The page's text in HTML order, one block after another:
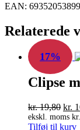
EAN:
Relaterede
17%
Clipse
kr.19,80 Den
pris
kr.
ekskl. moms kr.
Tilføj til kurv